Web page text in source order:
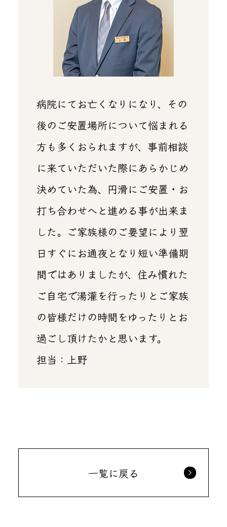
病院にてお亡くなりになり、その
後のご安置場所について悩まれる
方も多くおられますが、事前相談
に来ていただいた際にあらかじめ
決めていた為、円滑にご安置・お
打ち合わせへと進める事が出来ま
した。ご家族様のご要望により翌
日すぐにお通夜となり短い準備期
間ではありましたが、住み慣れた
ご自宅で湯灌を行ったりとご家族
の皆様だけの時間をゆったりとお
過ごし頂けたかと思います。
担当：上野
一覧に戻る